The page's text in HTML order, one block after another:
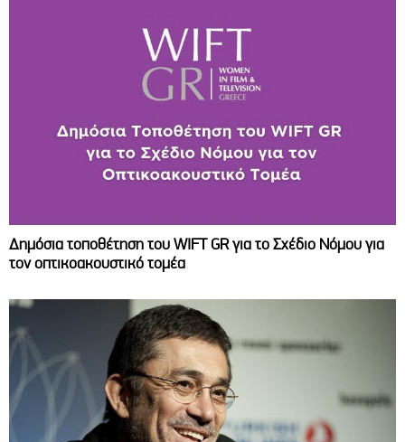
Δημόσια τοποθέτηση του WIFT GR για το Σχέδιο Νόμου για
τον οπτικοακουστικό τομέα